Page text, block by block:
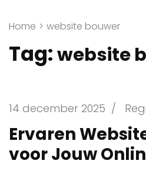
Home > website bouwer
Tag:website
14 december 2025 /
Ervaren
voor Jouw